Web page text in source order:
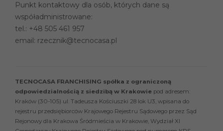
Punkt kontaktowy dla osób, których dane są
współadministrowane:
tel.: +48 505 461 957
email: rzecznik@tecnocasa.pl
TECNOCASA FRANCHISING spółka z ograniczoną
odpowiedzialnością z siedzibą w Krakowie pod adresem:
Kraków (30-105) ul. Tadeusza Kościuszki 28 lok U3, wpisana do
rejestru przedsiębiorców Krajowego Rejestru Sądowego przez Sąd
Rejonowy dla Krakowa Śródmieścia w Krakowie, Wydział XI